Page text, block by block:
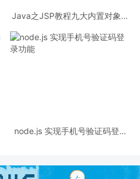
Java之JSP教程九大内置对象详
node.js 实现手机号验证码登录